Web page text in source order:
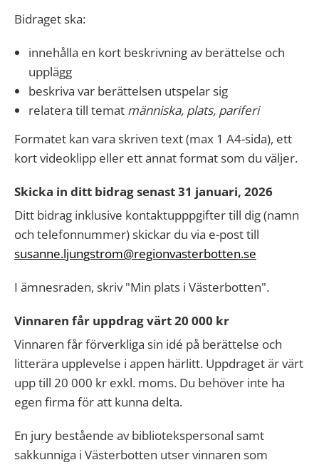
Bidraget ska:
innehålla en kort beskrivning av berättelse och
upplägg
beskriva var berättelsen utspelar sig
relatera till temat människa, plats, pariferi
Formatet kan vara skriven text (max 1 A4-sida), ett
kort videoklipp eller ett annat format som du väljer.
Skicka in ditt bidrag senast 31 januari, 2026
Ditt bidrag inklusive kontaktupppgifter till dig (namn
och telefonnummer) skickar du via e-post till
susanne.ljungstrom@regionvasterbotten.se
I ämnesraden, skriv "Min plats i Västerbotten".
Vinnaren får uppdrag värt 20 000 kr
Vinnaren får förverkliga sin idé på berättelse och
litterära upplevelse i appen härlitt. Uppdraget är värt
upp till 20 000 kr exkl. moms. Du behöver inte ha
egen firma för att kunna delta.
En jury bestående av bibliotekspersonal samt
sakkunniga i Västerbotten utser vinnaren som